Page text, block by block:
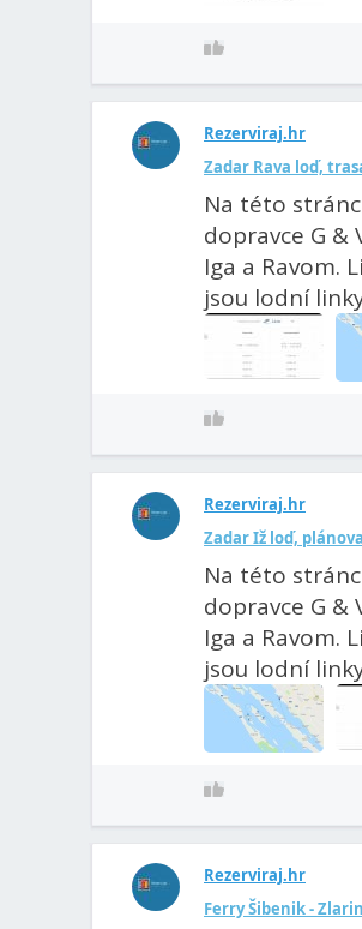
Rezerviraj.hr
Zadar Rava loď,
Na této
dopravce G &
Iga a Ravom.
jsou lodní
Rezerviraj.hr
Zadar Iž loď,
Na této
dopravce G &
Iga a Ravom.
jsou lodní
Rezerviraj.hr
Ferry Šibenik -